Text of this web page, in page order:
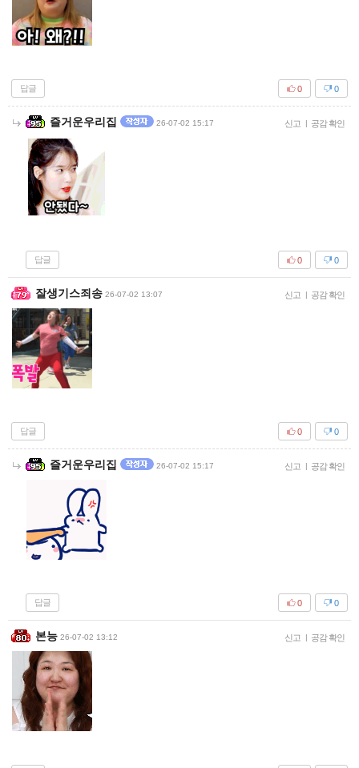
답글 0
0
즐거운우리집 26-07-02 15:17 신고 | 공감 확인
답글 0
0
잘생기스죄송 26-07-02 13:07 신고 | 공감 확인
답글 0
0
즐거운우리집 26-07-02 15:17 신고 | 공감 확인
답글 0
0
본능 26-07-02 13:12 신고 | 공감 확인